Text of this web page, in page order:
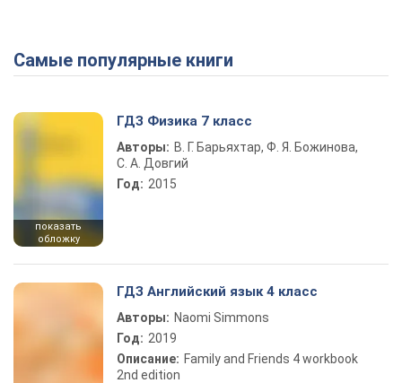
Play Video
Самые популярные книги
показать
обложку
ГДЗ Физика 7 класс
Авторы: В. Г. Барьяхтар, Ф. Я. Божинова,
С. А. Довгий
Год: 2015
ГДЗ Английский язык 4 класс
Авторы: Naomi Simmons
Год: 2019
Описание: Family and Friends 4 workbook
2nd edition